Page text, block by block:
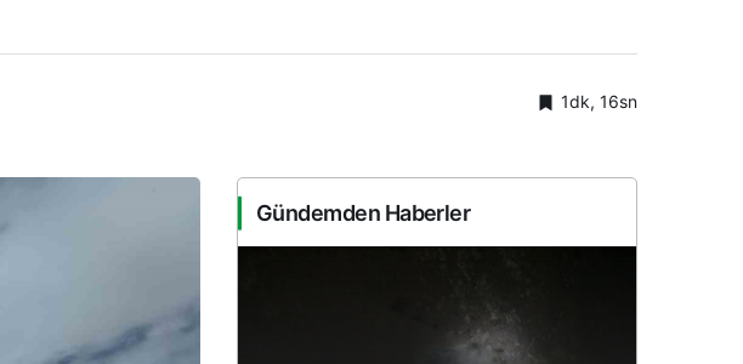
1dk, 16sn
Gündemden Haberler